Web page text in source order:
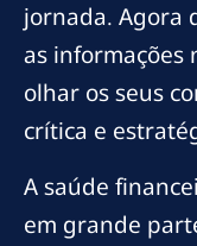
jornada. Agora
as informações
olhar os seus
crítica e
A saúde
em grande